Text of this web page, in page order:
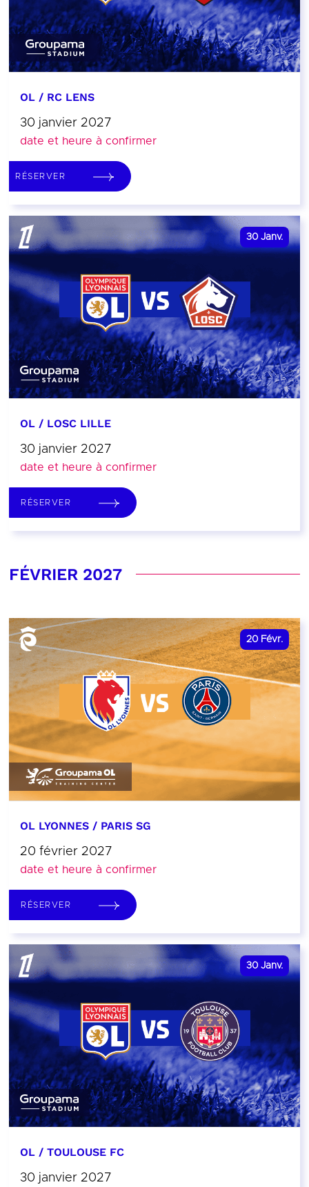
OL / RC LENS
30 janvier 2027
date et heure à confirmer
RÉSERVER
30 Janv.
OL / LOSC LILLE
30 janvier 2027
date et heure à confirmer
RÉSERVER
FÉVRIER 2027
20 Févr.
OL LYONNES / PARIS SG
20 février 2027
date et heure à confirmer
RÉSERVER
30 Janv.
OL / TOULOUSE FC
30 janvier 2027